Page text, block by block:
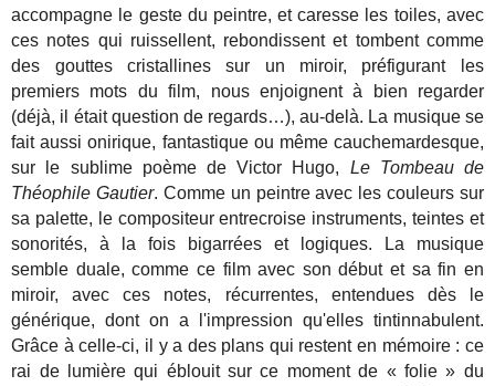
accompagne le geste du peintre, et caresse les toiles, avec
ces notes qui ruissellent, rebondissent et tombent comme
des gouttes cristallines sur un miroir, préfigurant les
premiers mots du film, nous enjoignent à bien regarder
(déjà, il était question de regards…), au-delà. La musique se
fait aussi onirique, fantastique ou même cauchemardesque,
sur le sublime poème de Victor Hugo, Le Tombeau de
Théophile Gautier. Comme un peintre avec les couleurs sur
sa palette, le compositeur entrecroise instruments, teintes et
sonorités, à la fois bigarrées et logiques. La musique
semble duale, comme ce film avec son début et sa fin en
miroir, avec ces notes, récurrentes, entendues dès le
générique, dont on a l'impression qu'elles tintinnabulent.
Grâce à celle-ci, il y a des plans qui restent en mémoire : ce
rai de lumière qui éblouit sur ce moment de « folie » du